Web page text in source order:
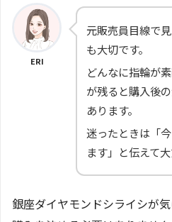
ERI
元販売員目線で
も大切です。
どんなに指輪が
が残ると購入後
あります。
迷ったときは「
ます」と伝えて大
銀座ダイヤモンドシライシが